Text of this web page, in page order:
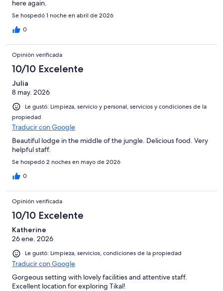
here again.
Se hospedó 1 noche en abril de 2026
0
Opinión verificada
10/10 Excelente
Julia
8 may. 2026
Le gustó: Limpieza, servicio y personal, servicios y condiciones de la
propiedad
Traducir con Google
Beautiful lodge in the middle of the jungle. Delicious food. Very
helpful staff.
Se hospedó 2 noches en mayo de 2026
0
Opinión verificada
10/10 Excelente
Katherine
26 ene. 2026
Le gustó: Limpieza, servicios, condiciones de la propiedad
Traducir con Google
Gorgeous setting with lovely facilities and attentive staff.
Excellent location for exploring Tikal!